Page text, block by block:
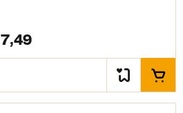
7,49
In het